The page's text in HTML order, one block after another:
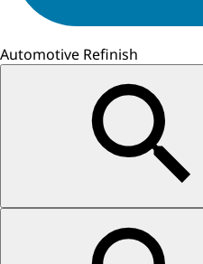
Automotive Refinish